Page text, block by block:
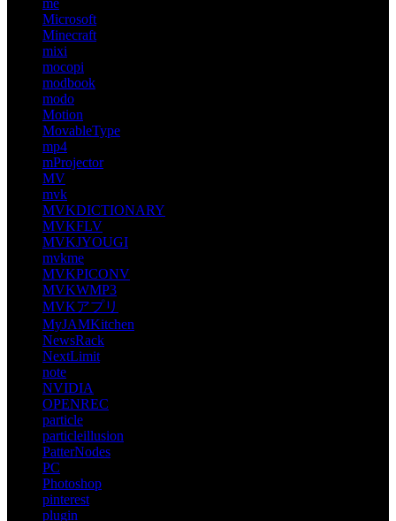
Microsoft
Minecraft
mixi
mocopi
modbook
modo
Motion
MovableType
mp4
mProjector
MV
mvk
MVKDICTIONARY
MVKFLV
MVKJYOUGI
mvkme
MVKPICONV
MVKWMP3
MVKアプリ
MyJAMKitchen
NewsRack
NextLimit
note
NVIDIA
OPENREC
particle
particleillusion
PatterNodes
PC
Photoshop
pinterest
plugin